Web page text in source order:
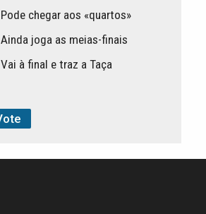
Pode chegar aos «quartos»
Ainda joga as meias-finais
Vai à final e traz a Taça